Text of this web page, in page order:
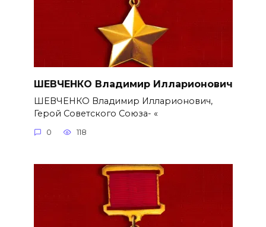
ШЕВЧЕНКО Владимир Илларионович
ШЕВЧЕНКО Владимир Илларионович,
Герой Советского Союза- «
0 118